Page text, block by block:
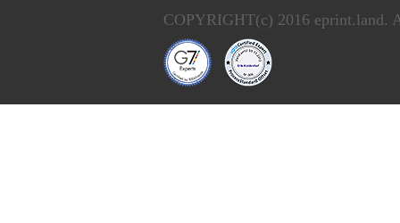
COPYRIGHT(c) 2016 eprint.land.